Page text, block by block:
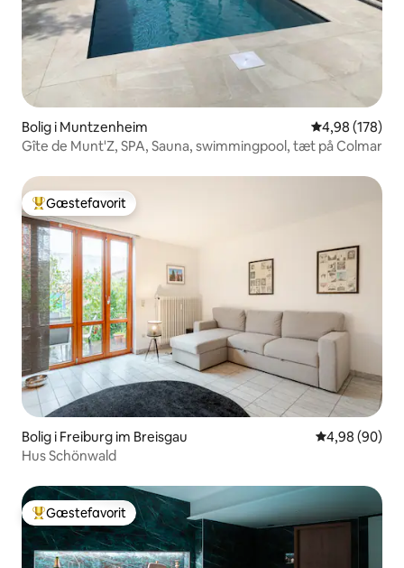
Bolig i Muntzenheim 4,98 ud af 5 i
4,98 (178)
Gîte de Munt'Z, SPA, Sauna, swimmingpool, tæt på Colmar
Bedste gæstefavorit
Gæstefavorit
Bolig i Freiburg im Breisgau 4,98 ud af 5 i
4,98 (90)
Hus Schönwald
Bedste gæstefavorit
Gæstefavorit